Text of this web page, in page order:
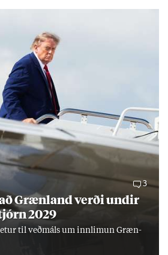
3
Græn­land verði und­ir
2029
til veð­máls um inn­limun Græn­